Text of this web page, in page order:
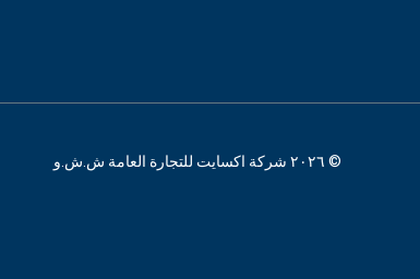
© ٢٠٢٦ شركة اكسايت للتجارة العامة ش.ش.و